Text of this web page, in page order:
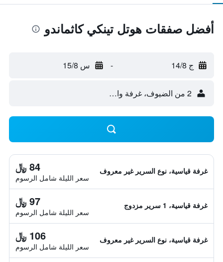
أفضل صفقات هوتل تينكي كاثماندو
ج 14/8 - س 15/8
2 من الضيوف، غرفة واحدة
غرفة قياسية، نوع السرير غير معروف 84 ﷼
سعر الليلة شامل الرسوم
غرفة قياسية، 1 سرير مزدوج 97 ﷼
سعر الليلة شامل الرسوم
غرفة قياسية، نوع السرير غير معروف 106 ﷼
سعر الليلة شامل الرسوم